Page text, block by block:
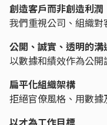
創造客戶而非創造利潤
我們重視公司、組織對
公開、誠實、透明的溝
以數據和績效作為公開
扁平化組織架構
拒絕官僚風格、用數據
以才為工作目標